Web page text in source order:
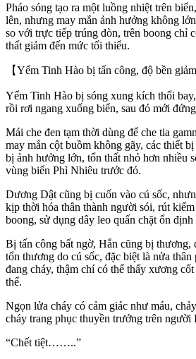
Pháo sóng tạo ra một luồng nhiệt trên
lên, nhưng may mắn ảnh hưởng không
so với trực tiếp trúng đòn, trên boong chỉ
thất giảm đến mức tối thiểu.
【Yểm Tinh Hào bị tấn công, độ bền giảm
Yểm Tinh Hào bị sóng xung kích thổi
rồi rơi ngang xuống biển, sau đó mới
Mái che đen tạm thời dùng để che tia
may mắn cột buồm không gãy, các thiết
bị ảnh hưởng lớn, tổn thất nhỏ hơn nhiều
vùng biển Phì Nhiêu trước đó.
Dương Dật cũng bị cuốn vào cú sốc,
kịp thời hóa thân thành người sói, rút
boong, sử dụng dây leo quấn chặt ổn định
Bị tấn công bất ngờ, Hắn cũng bị thương,
tổn thương do cú sốc, đặc biệt là nửa
đang cháy, thậm chí có thể thấy xương
thể.
Ngọn lửa cháy có cảm giác như máu,
cháy trang phục thuyền trưởng trên người
“Chết tiệt……..”